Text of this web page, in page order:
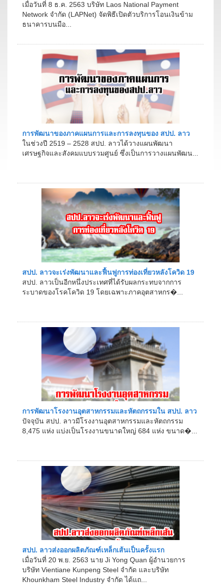
เมื่อวันที่ 8 ธ.ค. 2563 บริษัท Laos National Payment
Network จำกัด (LAPNet) จัดพิธีเปิดตัวบริการโอนเงินข้าม
ธนาคารบนมือ...
การพัฒนาของภาคแผนการและการลงทุนของ สปป. ลาว
ในช่วงปี 2519 – 2528 สปป. ลาวได้วางแผนพัฒนา
เศรษฐกิจและสังคมแบบรวมศูนย์ ซึ่งเป็นการวางแผนพัฒน...
สปป. ลาวจะเร่งพัฒนาและฟื้นฟูการท่องเที่ยวหลังโควิด 19
สปป. ลาวเป็นอีกหนึ่งประเทศที่ได้รับผลกระทบจากการ
ระบาดของโรคโควิด 19 โดยเฉพาะภาคอุตสาหกร�...
การพัฒนาโรงงานอุตสาหกรรมและหัตถกรรมใน สปป. ลาว
ปัจจุบัน สปป. ลาวมีโรงงานอุตสาหกรรมและหัตถกรรม
8,475 แห่ง แบ่งเป็นโรงงานขนาดใหญ่ 684 แห่ง ขนาด�...
สปป. ลาวส่งออกผลิตภัณฑ์เหล็กเส้นเป็นครั้งแรก
เมื่อวันที่ 20 พ.ย. 2563 นาย Ji Yong Quan ผู้อำนวยการ
บริษัท Vientiane Kunpeng Steel จำกัด และบริษัท
Khounkham Steel Industry จำกัด ได้แถ...